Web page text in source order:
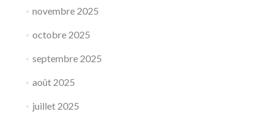
novembre 2025
octobre 2025
septembre 2025
août 2025
juillet 2025